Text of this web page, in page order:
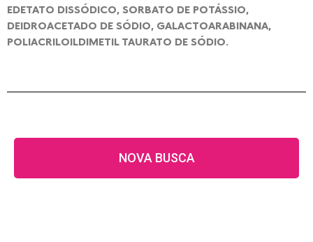
EDETATO DISSÓDICO, SORBATO DE POTÁSSIO,
DEIDROACETADO DE SÓDIO, GALACTOARABINANA,
POLIACRILOILDIMETIL TAURATO DE SÓDIO.
NOVA BUSCA